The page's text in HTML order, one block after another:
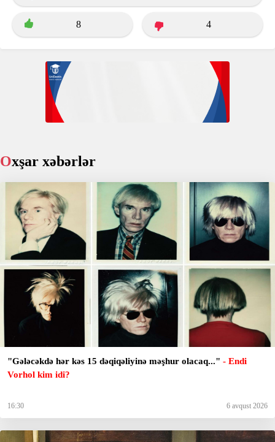
8 4
Oxşar xəbərlər
"Gələcəkdə hər kəs 15 dəqiqəliyinə məşhur olacaq..." - Endi
Vorhol kim idi?
16:30 6 avqust 2026